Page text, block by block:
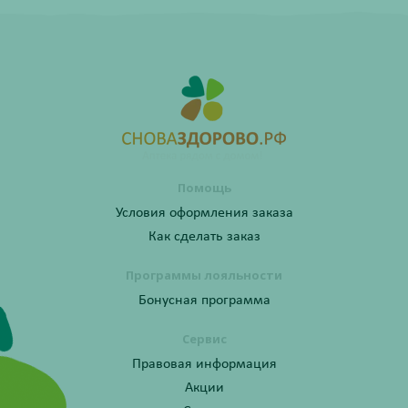
Помощь
Условия оформления заказа
Как сделать заказ
Программы лояльности
Бонусная программа
Сервис
Правовая информация
Акции